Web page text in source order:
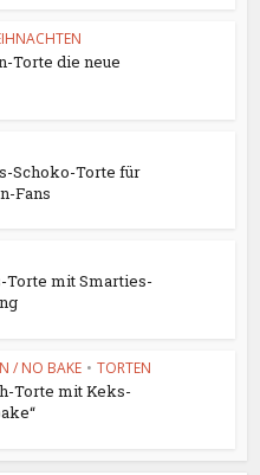
Torte die neue
Schoko-Torte für
Fans
Torte mit Smarties-
/ NO BAKE • TORTEN
Torte mit Keks-